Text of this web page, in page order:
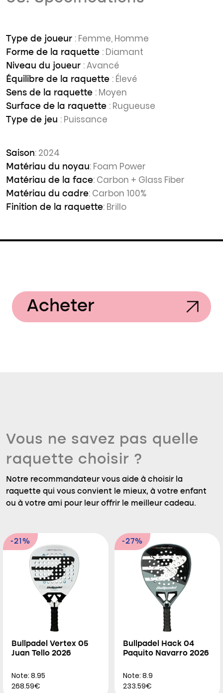
Type de joueur : Femme, Homme
Forme de la raquette : Diamant
Niveau du joueur : Avancé
Équilibre de la raquette : Élevé
Sens de la raquette : Moyen
Surface de la raquette : Rugueuse
Type de jeu : Puissance
Saison: 2024
Matériau du noyau: Foam Power
Matériau de la face: Carbon + Glass Fiber
Matériau du cadre: Carbon 100%
Finition de la raquette: Brillo
Acheter
Vous ne savez pas quelle
raquette choisir ?
Notre recommandateur vous aide à choisir la
raquette qui vous convient le mieux, à votre enfant
ou à votre ami pour leur offrir le meilleur cadeau.
-21%
Bullpadel Vertex 05
Juan Tello 2026
Note: 8.95
268.59€
-27%
Bullpadel Hack 04
Paquito Navarro 2026
Note: 8.9
233.59€